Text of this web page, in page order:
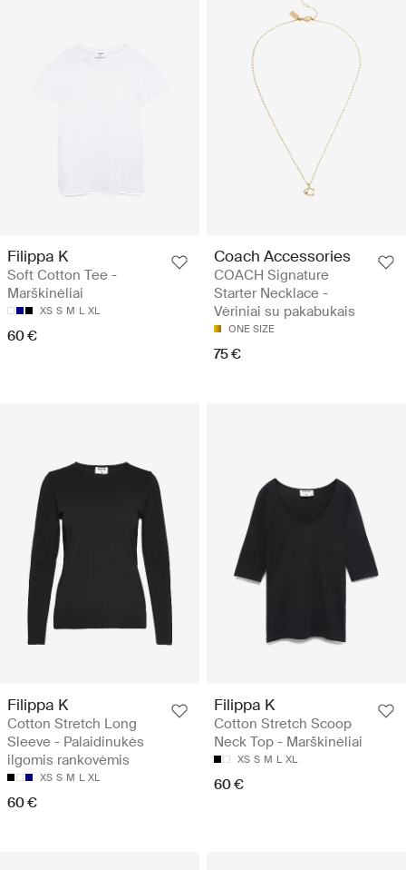
Filippa K
Soft Cotton Tee -
Marškinėliai
XS S M L XL
60 €
Coach Accessories
COACH Signature
Starter Necklace -
Vėriniai su pakabukais
ONE SIZE
75 €
Filippa K
Cotton Stretch Long
Sleeve - Palaidinukės
ilgomis rankovėmis
XS S M L XL
60 €
Filippa K
Cotton Stretch Scoop
Neck Top - Marškinėliai
XS S M L XL
60 €